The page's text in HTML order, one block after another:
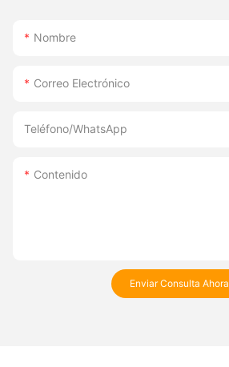
Nombre
Correo Electrónico
Teléfono/WhatsApp
Contenido
Enviar Consulta Ahora